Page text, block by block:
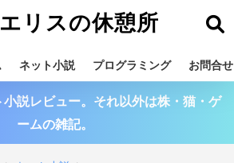
リスの休憩所
ネット小説 プログラミング お問合せ
説レビュー。それ以外は株・猫・ゲ
ームの雑記。